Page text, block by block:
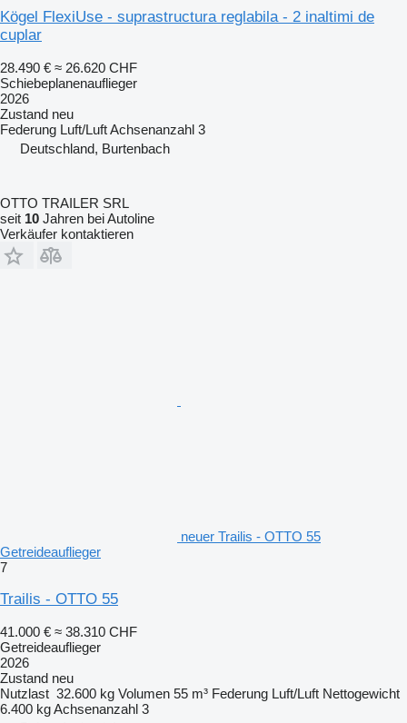
Kögel FlexiUse - suprastructura reglabila - 2 inaltimi de
cuplar
28.490 € ≈ 26.620 CHF
Schiebeplanenauflieger
2026
Zustand neu
Federung Luft/LuftAchsenanzahl 3
Deutschland, Burtenbach
OTTO TRAILER SRL
seit 10 Jahren bei Autoline
Verkäufer kontaktieren
neuer Trailis - OTTO 55
Getreideauflieger
7
Trailis - OTTO 55
41.000 € ≈ 38.310 CHF
Getreideauflieger
2026
Zustand neu
Nutzlast 32.600 kg Volumen 55 m³ Federung Luft/Luft Nettogewicht
6.400 kgAchsenanzahl 3